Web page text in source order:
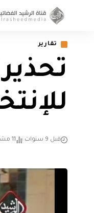
تقارير
قبل 9 سنوات 11 مشاهدات